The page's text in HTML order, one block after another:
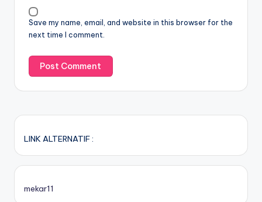
Save my name, email, and website in this browser for the
next time I comment.
LINK ALTERNATIF :
mekar11